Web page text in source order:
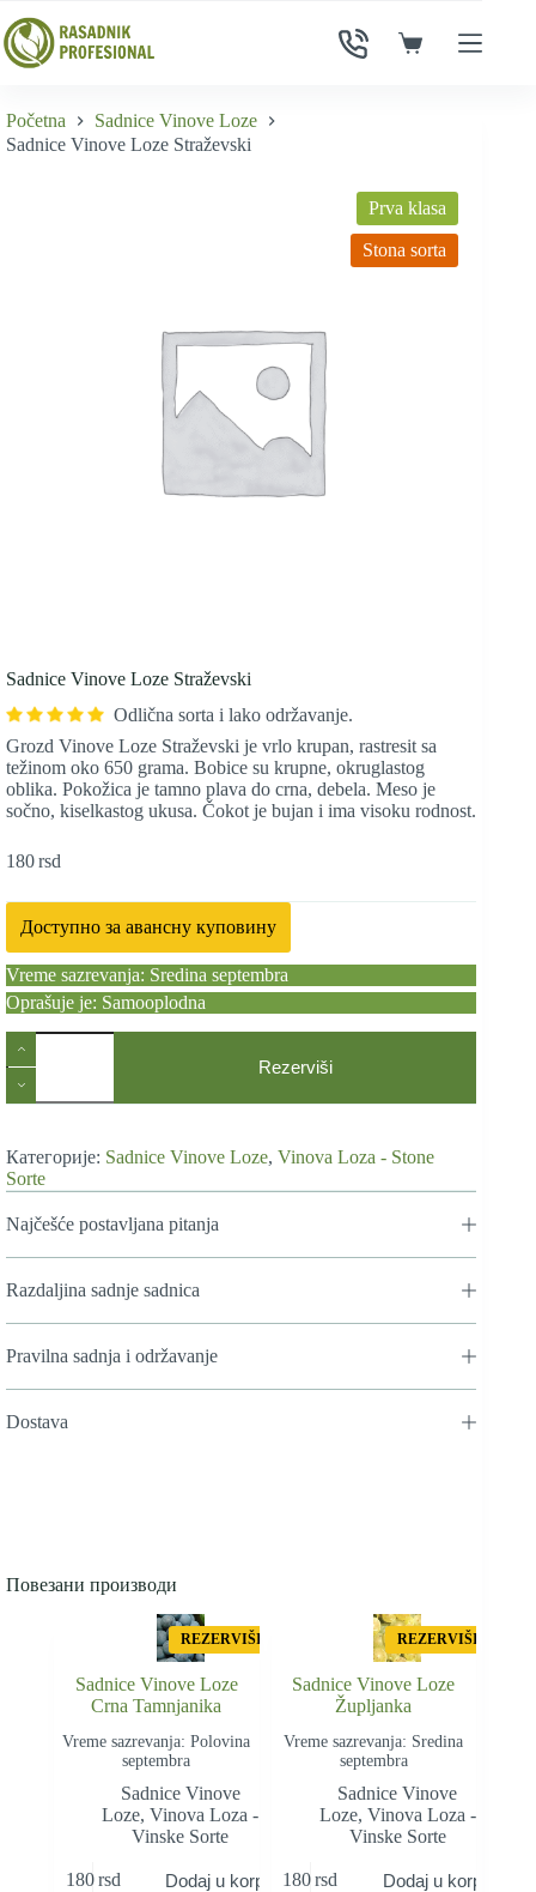
to
content
Shopping
Početna
Sadnice Vinove Loze
Sadnice Vinove Loze Straževski
Prva klasa
Stona sorta
Sadnice Vinove Loze Straževski
Odlična sorta i lako održavanje.
Grozd Vinove Loze Straževski je vrlo krupan, rastresit sa
težinom oko 650 grama. Bobice su krupne, okruglastog
oblika. Pokožica je tamno plava do crna, debela. Meso je
sočno, kiselkastog ukusa. Čokot je bujan i ima visoku rodnost.
180rsd
Доступно за авансну куповину
Vreme sazrevanja: Sredina septembra
Oprašuje je: Samooplodna
Sadnice
Loze
Straževski
Rezerviši
Категорије: Sadnice Vinove Loze, Vinova Loza - Stone
Sorte
Najčešće postavljana pitanja
Razdaljina sadnje sadnica
Pravilna sadnja i održavanje
Dostava
Повезани производи
REZERVIŠI
Sadnice Vinove Loze
Crna Tamnjanika
Vreme sazrevanja: Polovina
septembra
Sadnice Vinove
Loze,Vinova Loza -
Vinske Sorte
180rsd Dodaj u korpu
REZERVIŠI
Sadnice Vinove Loze
Župljanka
Vreme sazrevanja: Sredina
septembra
Sadnice Vinove
Loze, Vinova Loza -
Vinske Sorte
180 rsd Dodaj u korpu